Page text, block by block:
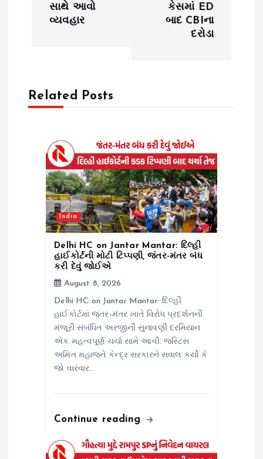
v
સાથે આવો
વ્યવહાર
કેસમાં ED
બાદ CBIના
દરોડા
Related Posts
India
Delhi HC on Jantar Mantar: દિલ્હી
હાઈકોર્ટની મોટી ટિપ્પણી, જંતર-મંતર બંધ
કરી દેવું જોઈએ
August 8, 2026
Delhi HC on Jantar Mantar: દિલ્હી
હાઈકોર્ટમાં જંતર-મંતર ખાતે વિરોધ પ્રદર્શનની
મંજૂરી સંબંધિત અરજીની સુનાવણી દરમિયાન
એક મહત્વપૂર્ણ ચર્ચા સામે આવી. જસ્ટિસ
અમિત મહાજને કેન્દ્ર સરકારને સવાલ કર્યો કે
જો વારંવાર…
Continue reading